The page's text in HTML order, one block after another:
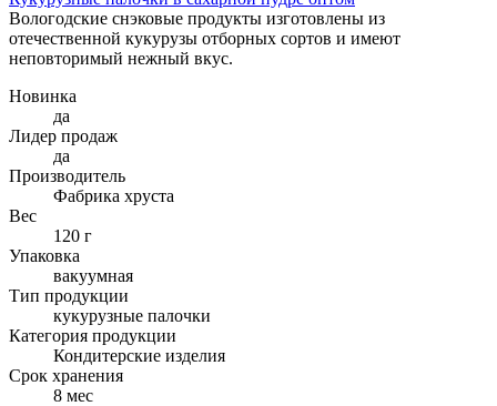
Вологодские снэковые продукты изготовлены из
отечественной кукурузы отборных сортов и имеют
неповторимый нежный вкус.
Новинка
да
Лидер продаж
да
Производитель
Фабрика хруста
Вес
120 г
Упаковка
вакуумная
Тип продукции
кукурузные палочки
Категория продукции
Кондитерские изделия
Cрок хранения
8 мес